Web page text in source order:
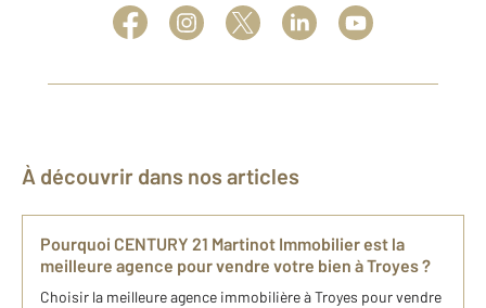
À découvrir dans nos articles
Pourquoi CENTURY 21 Martinot Immobilier est la
meilleure agence pour vendre votre bien à Troyes ?
Choisir la meilleure agence immobilière à Troyes pour vendre